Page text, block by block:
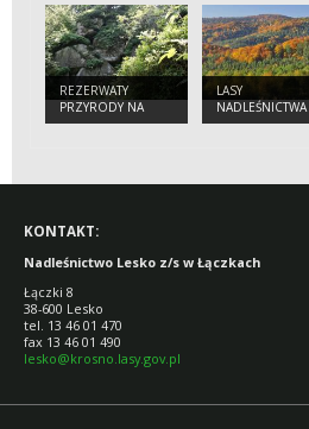
REZERWATY
PRZYRODY NA
TERENIE
LASY
NADLEŚNICTWA
LESKO
KONTAKT:
Nadleśnictwo Lesko z/s w Łączkach
Łączki 8
38-600 Lesko
tel. 13 46 01 470
fax 13 46 01 490
lesko@krosno.lasy.gov.pl